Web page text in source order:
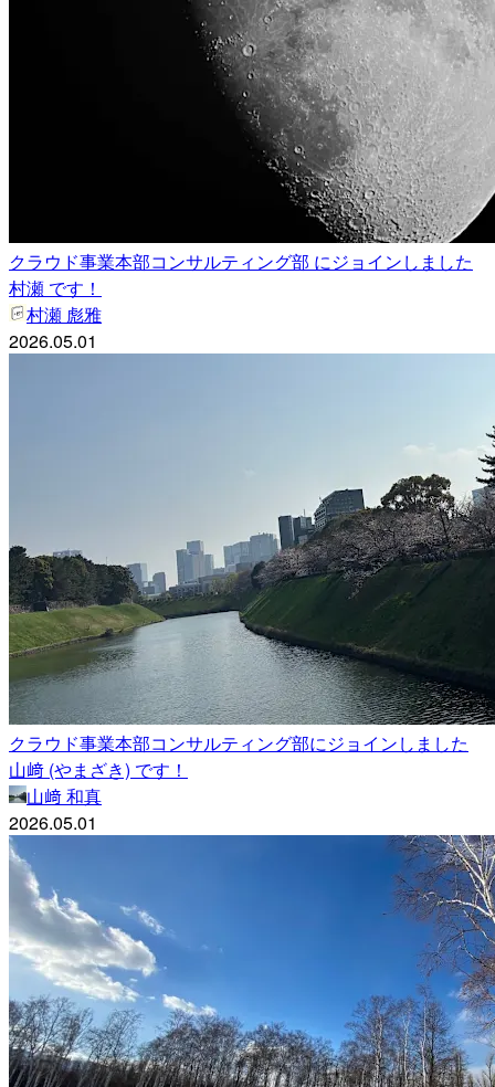
クラウド事業本部コンサルティング部 にジョインしました
村瀬 です！
村瀬 彪雅
2026.05.01
クラウド事業本部コンサルティング部にジョインしました
山﨑 (やまざき) です！
山﨑 和真
2026.05.01